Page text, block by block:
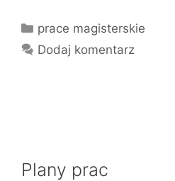
Kategorie
prace magisterskie
Dodaj komentarz
Plany prac